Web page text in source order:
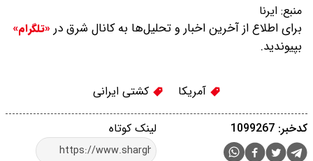
منبع: ایرنا
برای اطلاع از آخرین اخبار و تحلیل‌ها به کانال شرق در «تلگرام»
بپیوندید.
آمریکا کشتی ایرانی
لینک کوتاه کدخبر: 1099267